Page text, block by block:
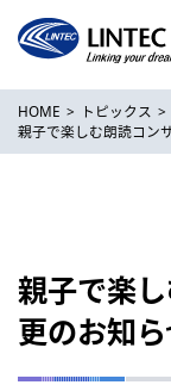
HOME トピックス
親子で楽しむ朗読コン
親子で楽
更のお知